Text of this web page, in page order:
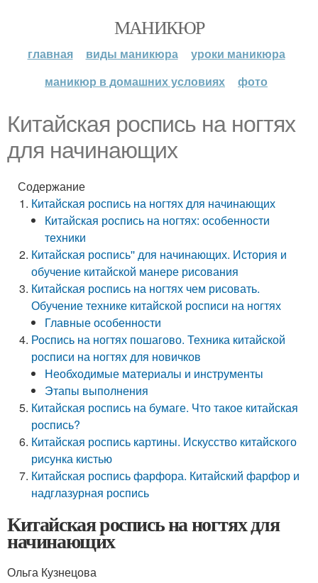
МАНИКЮР
главная виды маникюра
уроки маникюра
маникюр в домашних условиях
фото
Китайская роспись на ногтях
для начинающих
Содержание
Китайская роспись на ногтях для начинающих
Китайская роспись на ногтях: особенности
техники
Китайская роспись'' для начинающих. История и
обучение китайской манере рисования
Китайская роспись на ногтях чем рисовать.
Обучение технике китайской росписи на ногтях
Главные особенности
Роспись на ногтях пошагово. Техника китайской
росписи на ногтях для новичков
Необходимые материалы и инструменты
Этапы выполнения
Китайская роспись на бумаге. Что такое китайская
роспись?
Китайская роспись картины. Искусство китайского
рисунка кистью
Китайская роспись фарфора. Китайский фарфор и
надглазурная роспись
Китайская роспись на ногтях для
начинающих
Ольга Кузнецова